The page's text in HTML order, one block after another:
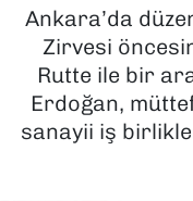
Ankara’da
Zirvesi
Rutte ile bir
Erdoğan,
sanayii iş
POLİTİKA
SAĞLIK